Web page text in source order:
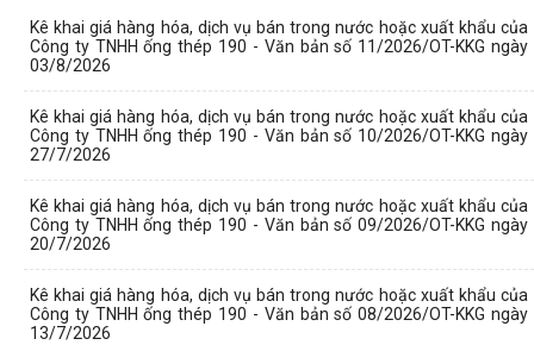
Kê khai giá hàng hóa, dịch vụ bán trong nước hoặc xuất khẩu của
Công ty TNHH ống thép 190 - Văn bản số 11/2026/OT-KKG ngày
03/8/2026
Kê khai giá hàng hóa, dịch vụ bán trong nước hoặc xuất khẩu của
Công ty TNHH ống thép 190 - Văn bản số 10/2026/OT-KKG ngày
27/7/2026
Kê khai giá hàng hóa, dịch vụ bán trong nước hoặc xuất khẩu của
Công ty TNHH ống thép 190 - Văn bản số 09/2026/OT-KKG ngày
20/7/2026
Kê khai giá hàng hóa, dịch vụ bán trong nước hoặc xuất khẩu của
Công ty TNHH ống thép 190 - Văn bản số 08/2026/OT-KKG ngày
13/7/2026